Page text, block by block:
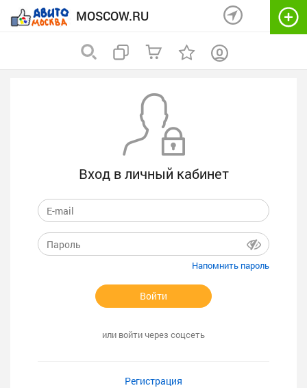
MOSCOW.RU
Вход в личный кабинет
Напомнить пароль
Войти
или войти через соцсеть
Регистрация